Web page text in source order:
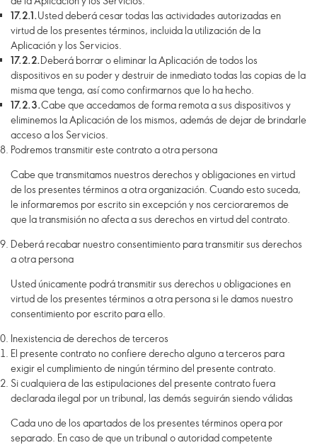
17.2.1.Usted deberá cesar todas las actividades autorizadas en
virtud de los presentes términos, incluida la utilización de la
Aplicación y los Servicios.
17.2.2.Deberá borrar o eliminar la Aplicación de todos los
dispositivos en su poder y destruir de inmediato todas las copias de la
misma que tenga, así como confirmarnos que lo ha hecho.
17.2.3.Cabe que accedamos de forma remota a sus dispositivos y
eliminemos la Aplicación de los mismos, además de dejar de brindarle
acceso a los Servicios.
Podremos transmitir este contrato a otra persona
Cabe que transmitamos nuestros derechos y obligaciones en virtud
de los presentes términos a otra organización. Cuando esto suceda,
le informaremos por escrito sin excepción y nos cercioraremos de
que la transmisión no afecta a sus derechos en virtud del contrato.
Deberá recabar nuestro consentimiento para transmitir sus derechos
a otra persona
Usted únicamente podrá transmitir sus derechos u obligaciones en
virtud de los presentes términos a otra persona si le damos nuestro
consentimiento por escrito para ello.
Inexistencia de derechos de terceros
El presente contrato no confiere derecho alguno a terceros para
exigir el cumplimiento de ningún término del presente contrato.
Si cualquiera de las estipulaciones del presente contrato fuera
declarada ilegal por un tribunal, las demás seguirán siendo válidas
Cada uno de los apartados de los presentes términos opera por
separado. En caso de que un tribunal o autoridad competente